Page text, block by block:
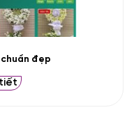
đẹp